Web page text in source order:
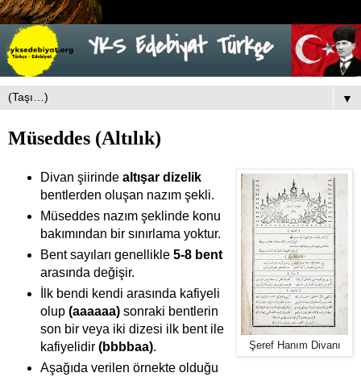
▼
Müseddes (Altılık)
Şeref Hanım Divanı
Divan şiirinde altışar dizelik
bentlerden oluşan nazım şekli.
Müseddes nazım şeklinde konu
bakımından bir sınırlama yoktur.
Bent sayıları genellikle 5-8 bent
arasında değişir.
İlk bendi kendi arasında kafiyeli
olup (aaaaaa)sonraki bentlerin
son bir veya iki dizesi ilk bent ile
kafiyelidir (bbbbaa).
Aşağıda verilen örnekte olduğu